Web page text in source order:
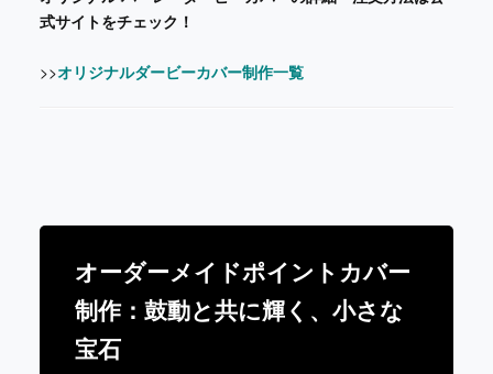
式サイトをチェック！
>>オリジナルダービーカバー制作一覧
オーダーメイドポイントカバー
制作：鼓動と共に輝く、小さな
宝石